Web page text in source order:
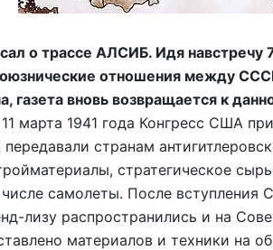
о трассе АЛСИБ. Идя
отношения между
газета вновь возвращается к
марта 1941 года Конгресс США
странам
стратегическое
самолеты. После вступления
лизу распространились и на
материалов и техники на